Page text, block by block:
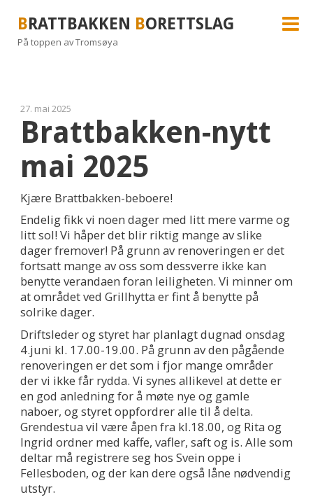
BRATTBAKKEN BORETTSLAG
På toppen av Tromsøya
27. mai 2025
Brattbakken-nytt
mai 2025
Kjære Brattbakken-beboere!
Endelig fikk vi noen dager med litt mere varme og
litt sol! Vi håper det blir riktig mange av slike
dager fremover! På grunn av renoveringen er det
fortsatt mange av oss som dessverre ikke kan
benytte verandaen foran leiligheten. Vi minner om
at området ved Grillhytta er fint å benytte på
solrike dager.
Driftsleder og styret har planlagt dugnad onsdag
4.juni kl. 17.00-19.00. På grunn av den pågående
renoveringen er det som i fjor mange områder
der vi ikke får rydda. Vi synes allikevel at dette er
en god anledning for å møte nye og gamle
naboer, og styret oppfordrer alle til å delta.
Grendestua vil være åpen fra kl.18.00, og Rita og
Ingrid ordner med kaffe, vafler, saft og is. Alle som
deltar må registrere seg hos Svein oppe i
Fellesboden, og der kan dere også låne nødvendig
utstyr.